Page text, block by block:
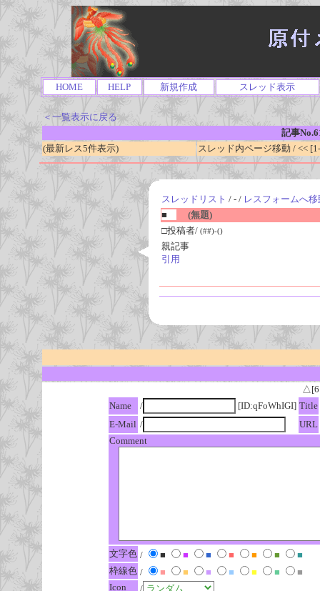
HOME HELP 新規作成 スレッド表示
＜一覧表示に戻る
記事
(最新レス5件表示)
スレッド内ページ移動 / <<
スレッドリスト / - / レスフォームへ移
■
(無題)
□投稿者/ (##)-()
親記事
引用
Name
/ [ID:qFoWhIGI] Title
E-Mail /
URL
Comment
文字色 / ■ ■ ■ ■ ■ ■
■
枠線色 / ■ ■ ■ ■ ■ ■
■
Icon
/